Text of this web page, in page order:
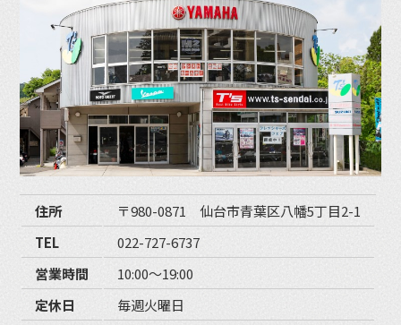
住所
〒980-0871 仙台市青葉区八幡5丁目2-1
TEL
022-727-6737
営業時間
10:00〜19:00
定休日
毎週火曜日